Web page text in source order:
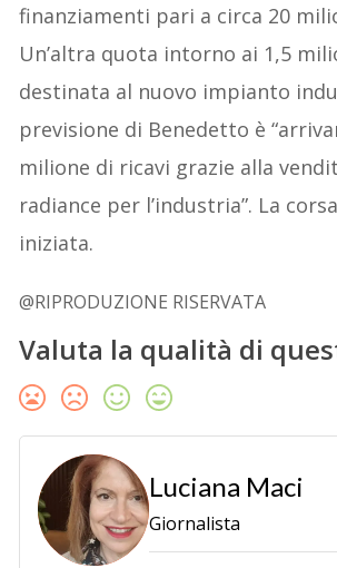
finanziamenti pari a circa 20
Un’altra quota intorno ai 1,5
destinata al nuovo impianto
previsione di Benedetto è
milione di ricavi grazie alla
radiance per l’industria”. La
iniziata.
@RIPRODUZIONE RISERVATA
Valuta la qualità di
Luciana Maci
Giornalista